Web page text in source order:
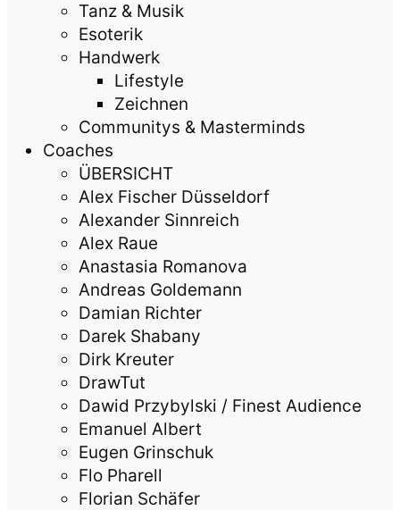
Tanz & Musik
Esoterik
Handwerk
Lifestyle
Zeichnen
Communitys & Masterminds
Coaches
ÜBERSICHT
Alex Fischer Düsseldorf
Alexander Sinnreich
Alex Raue
Anastasia Romanova
Andreas Goldemann
Damian Richter
Darek Shabany
Dirk Kreuter
DrawTut
Dawid Przybylski / Finest Audience
Emanuel Albert
Eugen Grinschuk
Flo Pharell
Florian Schäfer